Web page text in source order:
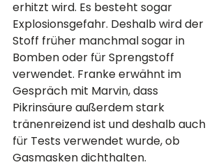
erhitzt wird. Es besteht sogar
Explosionsgefahr. Deshalb wird der
Stoff früher manchmal sogar in
Bomben oder für Sprengstoff
verwendet. Franke erwähnt im
Gespräch mit Marvin, dass
Pikrinsäure außerdem stark
tränenreizend ist und deshalb auch
für Tests verwendet wurde, ob
Gasmasken dichthalten.